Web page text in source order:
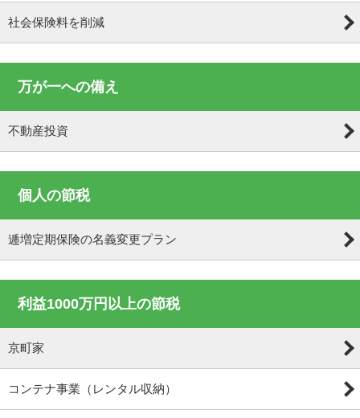
社会保険料を削減
万が一への備え
不動産投資
個人の節税
逓増定期保険の名義変更プラン
利益1000万円以上の節税
京町家
コンテナ事業（レンタル収納）